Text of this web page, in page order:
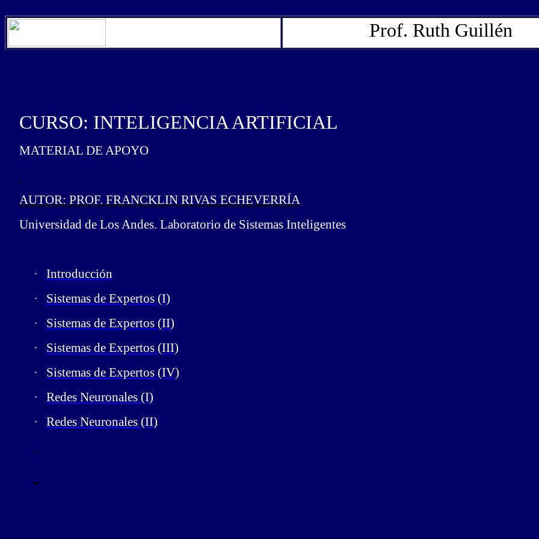
Prof. Ruth Guillén
CURSO: INTELIGENCIA ARTIFICIAL
MATERIAL DE APOYO
AUTOR: PROF. FRANCKLIN RIVAS ECHEVERRÍA
Universidad de Los Andes. Laboratorio de Sistemas Inteligentes
·
Introducción
·
Sistemas de Expertos (I)
·
Sistemas de Expertos (II)
·
Sistemas de Expertos (III)
·
Sistemas de Expertos (IV)
·
Redes Neuronales (I)
·
Redes Neuronales (II)